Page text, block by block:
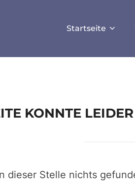
true);
Startseite
KONNTE
dieser Stelle nichts